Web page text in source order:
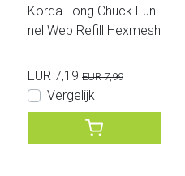
Korda Long Chuck Fun
nel Web Refill Hexmesh
EUR 7,19 EUR 7,99
Vergelijk